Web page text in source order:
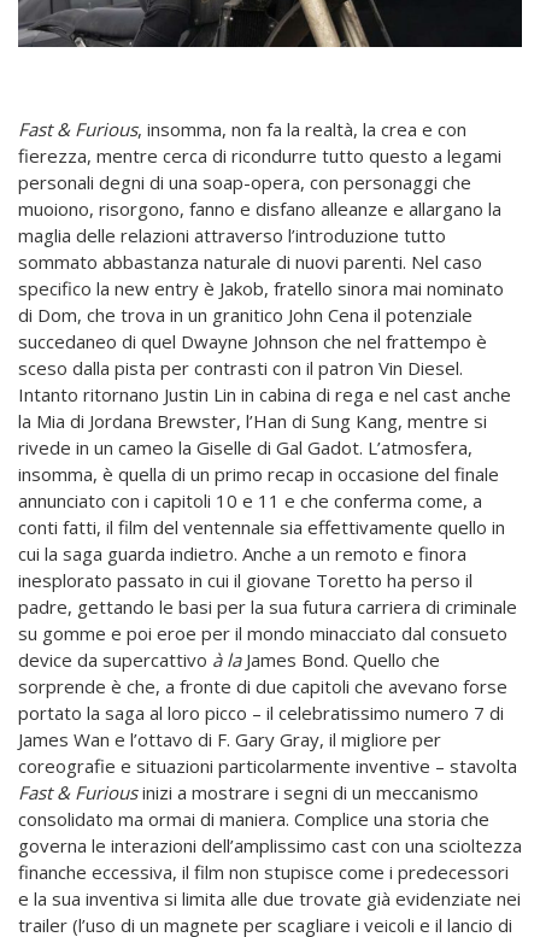
Fast & Furious, insomma, non fa la realtà, la crea e con
fierezza, mentre cerca di ricondurre tutto questo a legami
personali degni di una soap-opera, con personaggi che
muoiono, risorgono, fanno e disfano alleanze e allargano la
maglia delle relazioni attraverso l’introduzione tutto
sommato abbastanza naturale di nuovi parenti. Nel caso
specifico la new entry è Jakob, fratello sinora mai nominato
di Dom, che trova in un granitico John Cena il potenziale
succedaneo di quel Dwayne Johnson che nel frattempo è
sceso dalla pista per contrasti con il patron Vin Diesel.
Intanto ritornano Justin Lin in cabina di rega e nel cast anche
la Mia di Jordana Brewster, l’Han di Sung Kang, mentre si
rivede in un cameo la Giselle di Gal Gadot. L’atmosfera,
insomma, è quella di un primo recap in occasione del finale
annunciato con i capitoli 10 e 11 e che conferma come, a
conti fatti, il film del ventennale sia effettivamente quello in
cui la saga guarda indietro. Anche a un remoto e finora
inesplorato passato in cui il giovane Toretto ha perso il
padre, gettando le basi per la sua futura carriera di criminale
su gomme e poi eroe per il mondo minacciato dal consueto
device da supercattivo à laJames Bond. Quello che
sorprende è che, a fronte di due capitoli che avevano forse
portato la saga al loro picco – il celebratissimo numero 7 di
James Wan e l’ottavo di F. Gary Gray, il migliore per
coreografie e situazioni particolarmente inventive – stavolta
Fast & Furiousinizi a mostrare i segni di un meccanismo
consolidato ma ormai di maniera. Complice una storia che
governa le interazioni dell’amplissimo cast con una scioltezza
finanche eccessiva, il film non stupisce come i predecessori
e la sua inventiva si limita alle due trovate già evidenziate nei
trailer (l’uso di un magnete per scagliare i veicoli e il lancio di